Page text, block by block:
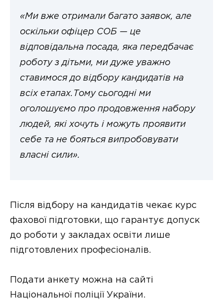
«Ми вже отримали багато заявок, але
оскільки офіцер СОБ — це
відповідальна посада, яка передбачає
роботу з дітьми, ми дуже уважно
ставимося до відбору кандидатів на
всіх етапах.Тому сьогодні ми
оголошуємо про продовження набору
людей, які хочуть і можуть проявити
себе та не бояться випробовувати
власні сили».
Після відбору на кандидатів чекає курс
фахової підготовки, що гарантує допуск
до роботи у закладах освіти лише
підготовлених професіоналів.
Подати анкету можна на сайті
Національної поліції України.